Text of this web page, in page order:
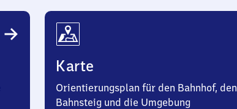
Karte
Orientierungsplan für den Bahnhof, den
Bahnsteig und die Umgebung